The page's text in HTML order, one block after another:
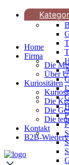
Home
Firma
Die
Über
Kuriositäten
Die
Die
Die
Kontakt
B2B-